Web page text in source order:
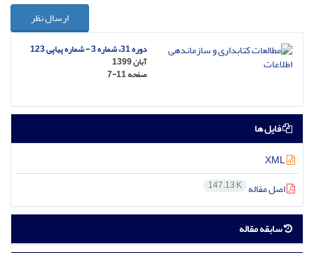
ارسال نظر
دوره 31، شماره 3 - شماره پیاپی 123
آبان 1399
صفحه7-11
فایل ها
اصل مقاله 147.13 K
سابقه مقاله